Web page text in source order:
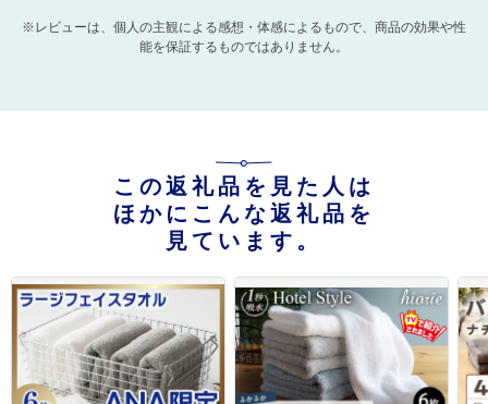
※レビューは、個人の主観による感想・体感によるもので、商品の効果や性
能を保証するものではありません。
この返礼品を見た人は
ほかにこんな返礼品を
見ています。